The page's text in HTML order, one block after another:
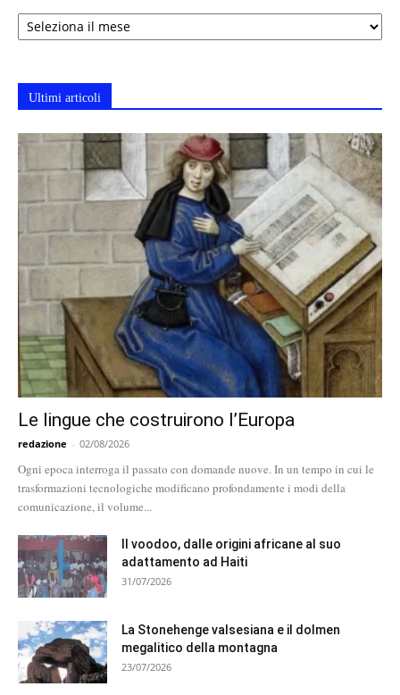
Archivi
Ultimi articoli
Le lingue che costruirono l’Europa
redazione - 02/08/2026
Ogni epoca interroga il passato con domande nuove. In un tempo in cui le
trasformazioni tecnologiche modificano profondamente i modi della
comunicazione, il volume...
Il voodoo, dalle origini africane al suo
adattamento ad Haiti
31/07/2026
La Stonehenge valsesiana e il dolmen
megalitico della montagna
23/07/2026